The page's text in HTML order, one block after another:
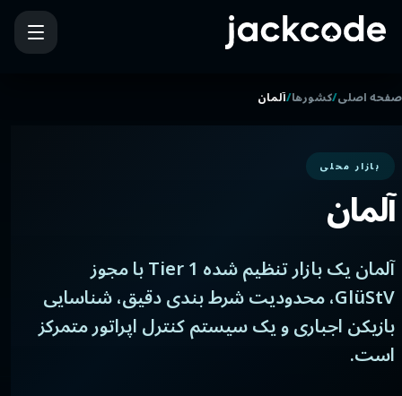
صفحه اصلی/کشورها/آلمان
بازار محلی
آلمان
آلمان یک بازار تنظیم شده Tier 1 با مجوز
GlüStV، محدودیت شرط بندی دقیق، شناسایی
بازیکن اجباری و یک سیستم کنترل اپراتور متمرکز
است.